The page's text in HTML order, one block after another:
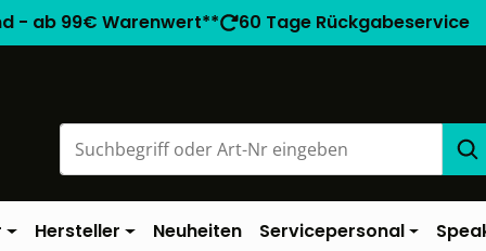
- ab 99€ Warenwert** 60 Tage Rückgabeservice
Hersteller Neuheiten Servicepersonal